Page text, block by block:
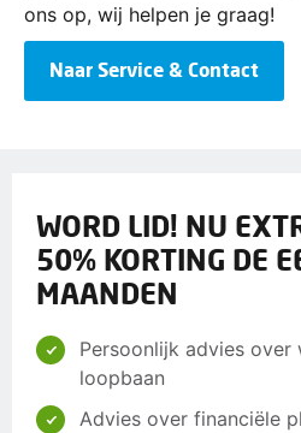
ons op, wij helpen je graag!
Naar Service & Contact
WORD LID! NU
50% KORTING DE
MAANDEN
Persoonlijk advies over
loopbaan
Advies over financiële